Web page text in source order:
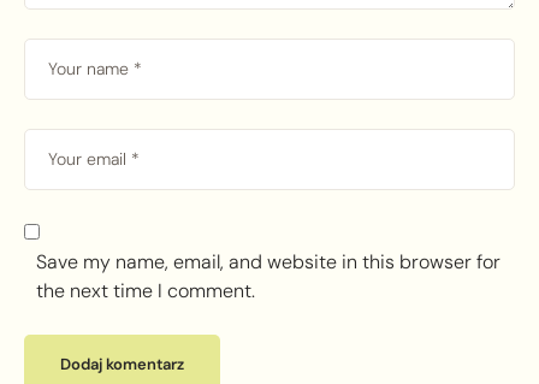
Save my name, email, and website in this browser for
the next time I comment.